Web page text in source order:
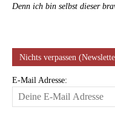
Denn ich bin selbst dieser
Nichts verpassen
E-Mail Adresse: